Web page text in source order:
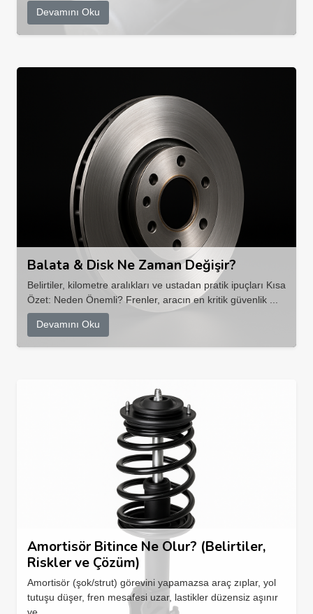
Devamını Oku
Balata & Disk Ne Zaman Değişir?
Belirtiler, kilometre aralıkları ve ustadan pratik ipuçları Kısa
Özet: Neden Önemli? Frenler, aracın en kritik güvenlik ...
Devamını Oku
Amortisör Bitince Ne Olur? (Belirtiler,
Riskler ve Çözüm)
Amortisör (şok/strut) görevini yapamazsa araç zıplar, yol
tutuşu düşer, fren mesafesi uzar, lastikler düzensiz aşınır